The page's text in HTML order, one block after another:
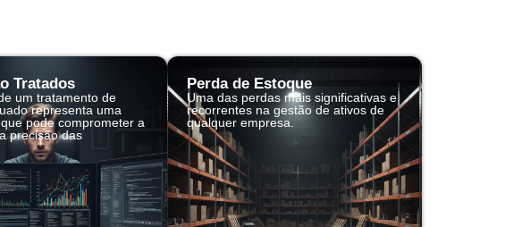
Tratados
um tratamento de
representa uma
pode comprometer a
precisão das
Perda de Estoque
Uma das perdas mais significativas e
recorrentes na gestão de ativos de
qualquer empresa.